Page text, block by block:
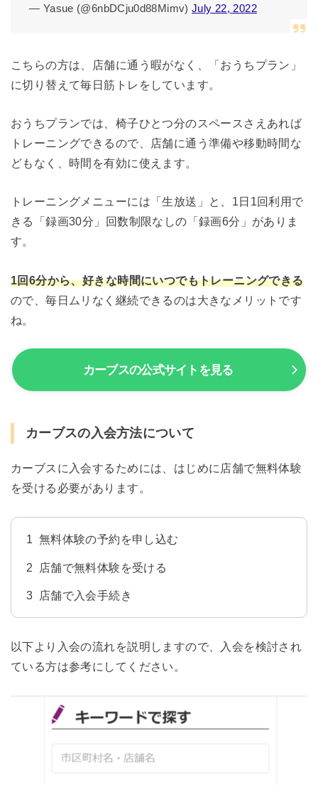
— Yasue (@6nbDCju0d88Mimv)July 22, 2022
こちらの方は、店舗に通う暇がなく、「おうちプラン」
に切り替えて毎日筋トレをしています。
おうちプランでは、椅子ひとつ分のスペースさえあれば
トレーニングできるので、店舗に通う準備や移動時間な
どもなく、時間を有効に使えます。
トレーニングメニューには「生放送」と、1日1回利用で
きる「録画30分」回数制限なしの「録画6分」がありま
す。
1回6分から、好きな時間にいつでもトレーニングできる
ので、毎日ムリなく継続できるのは大きなメリットです
ね。
カーブスの公式サイトを見る
カーブスの入会方法について
カーブスに入会するためには、はじめに店舗で無料体験
を受ける必要があります。
無料体験の予約を申し込む
店舗で無料体験を受ける
店舗で入会手続き
以下より入会の流れを説明しますので、入会を検討され
ている方は参考にしてください。